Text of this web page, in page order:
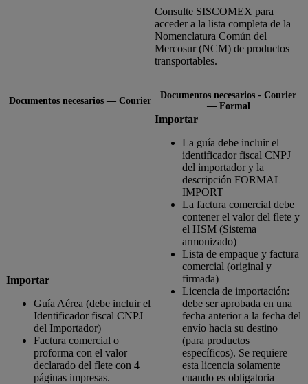
Consulte SISCOMEX para
acceder a la lista completa de la
Nomenclatura Común del
Mercosur (NCM) de productos
transportables.
Documentos necesarios — Courier
Documentos necesarios - Courier
— Formal
Importar
Guía Aérea (debe incluir el
Identificador fiscal CNPJ
del Importador)
Factura comercial o
proforma con el valor
declarado del flete con 4
páginas impresas.
Importar
La guía debe incluir el
identificador fiscal CNPJ
del importador y la
descripción FORMAL
IMPORT
La factura comercial debe
contener el valor del flete y
el HSM (Sistema
armonizado)
Lista de empaque y factura
comercial (original y
firmada)
Licencia de importación:
debe ser aprobada en una
fecha anterior a la fecha del
envío hacia su destino
(para productos
específicos). Se requiere
esta licencia solamente
cuando es obligatoria